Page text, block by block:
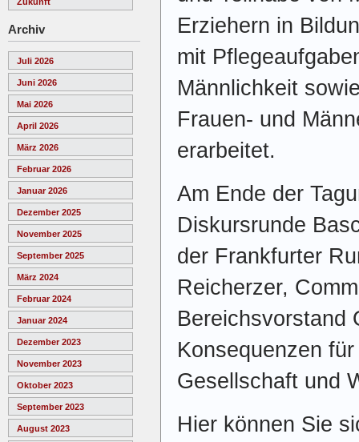
Archiv
Juli 2026
Juni 2026
Mai 2026
April 2026
März 2026
Februar 2026
Januar 2026
Dezember 2025
November 2025
September 2025
März 2024
Februar 2024
Januar 2024
Dezember 2023
November 2023
Oktober 2023
September 2023
August 2023
Erziehern in
mit
Männlichkeit
Frauen- und
erarbeitet.
Am Ende der
Diskursrunde
der Frankfurter
Reicherzer,
Bereichsvorstand
Konsequenzen
Gesellschaft und
Hier können Sie